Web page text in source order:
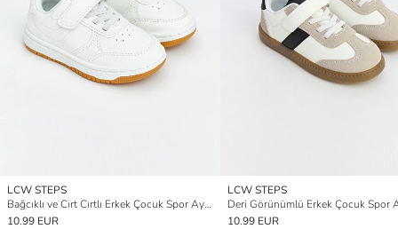
LCW STEPS
Bağcıklı ve Cırt Cırtlı Erkek Çocuk Spor Ayakkabı
10.99 EUR
LCW STEPS
10.99 EUR